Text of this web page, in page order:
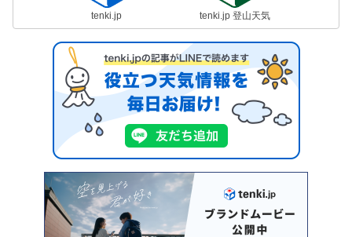
tenki.jp tenki.jp 登山天気